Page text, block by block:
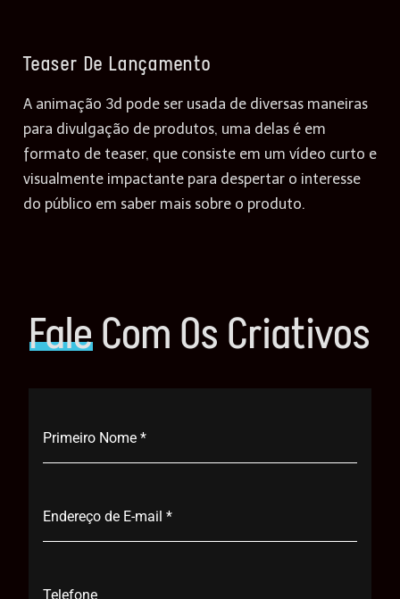
Teaser De Lançamento
A animação 3d pode ser usada de diversas maneiras
para divulgação de produtos, uma delas é em
formato de teaser, que consiste em um vídeo curto e
visualmente impactante para despertar o interesse
do público em saber mais sobre o produto.
Fale Com Os Criativos
Primeiro Nome *
Endereço de E-mail *
Telefone